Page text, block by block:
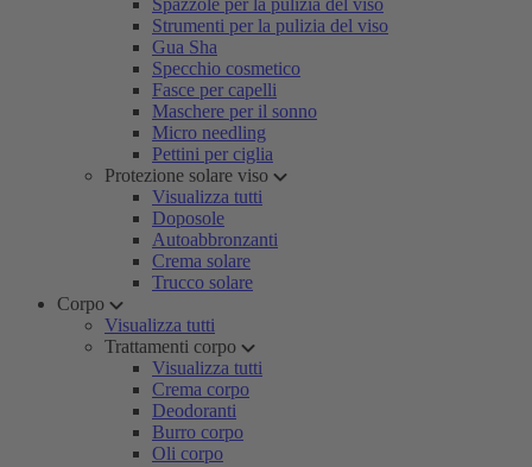
Spazzole per la pulizia del viso
Strumenti per la pulizia del viso
Gua Sha
Specchio cosmetico
Fasce per capelli
Maschere per il sonno
Micro needling
Pettini per ciglia
Protezione solare viso
Visualizza tutti
Doposole
Autoabbronzanti
Crema solare
Trucco solare
Corpo
Visualizza tutti
Trattamenti corpo
Visualizza tutti
Crema corpo
Deodoranti
Burro corpo
Oli corpo